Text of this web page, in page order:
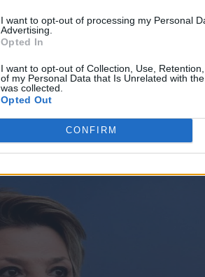
I want to opt-out of processing my Personal
Advertising.
Opted In
I want to opt-out of Collection, Use,
of my Personal Data that Is Unrelated with
was collected.
Opted Out
CONFIRM